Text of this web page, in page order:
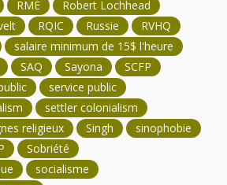
RMÉ
Robert Lochhead
RQIC Russie
RVHQ
salaire minimum de 15$ l'heure
SAQ Sayona
SCFP
service public
settler colonialism
religieux Singh
sinophobie
Sobriété
socialisme